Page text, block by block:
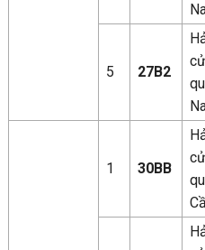
5 27B2
1 30BB